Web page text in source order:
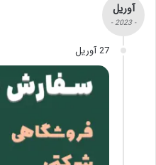
آوریل
- 2023 -
27 آوریل